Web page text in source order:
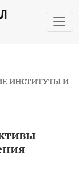
ИНСТИТУТЫ И